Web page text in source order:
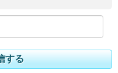
、提供について
意なしに第三者に委託または
する